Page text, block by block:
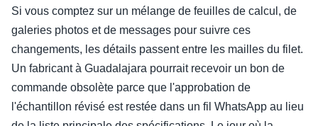
Si vous comptez sur un mélange de feuilles de calcul, de
galeries photos et de messages pour suivre ces
changements, les détails passent entre les mailles du filet.
Un fabricant à Guadalajara pourrait recevoir un bon de
commande obsolète parce que l'approbation de
l'échantillon révisé est restée dans un fil WhatsApp au lieu